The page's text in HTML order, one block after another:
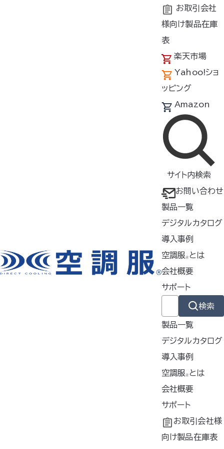
お取引会社
様向け製品在庫
表
楽天市場
Yahoo!ショ
ッピング
Amazon
サイト内検索
お問い合わせ
製品一覧
デジタルカタログ
導入事例
空調服🄬 とは
会社概要
サポート
検索
製品一覧
デジタルカタログ
導入事例
導入事例
共同開発
工場シミュレーシ
ョン
空調服🄬 とは
空調服 ®とは
開発秘話
会社概要
企業理念
会社概要
会社沿革
サポート
よくあるご質問
不要なバッテリー
お取引会社様
向け製品在庫表
空調ベッド®のご質問
お手入れ方法で気をつけることはあり
・マットは洗濯ができません。マットが汚れた場合は、薄めた
中性洗剤を浸み込ませて固く絞った布で汚れを拭き、その後
・シーツは洗濯タグの表示に従って洗濯してください。
・マットの上布、下布が破れた場合は、ポリエステル用の補修
ボンドで充て布をするか、補修シートにて、補修してくださ
空調ベッド®のご質問一覧へ戻る
掲載商品は株式会社空調服の特許及び技術を使用しています。
「空調服」は株式会社空調服のファン付きウェア、その附属品、及びこれらを
リュック」、「FAN FIT 空調服」、「空調」、「AIRGEAR」、「エアギア」、「
」、「空調ヘルメット」、「どこでも座･クール」、「サーマルギア」、